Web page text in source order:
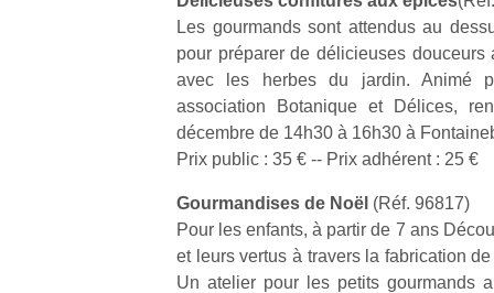
Les gourmands sont attendus au
pour préparer de délicieuses douceurs
avec les herbes du jardin. Animé
association Botanique et Délices,
décembre de 14h30 à 16h30 à
Prix public : 35 € -­‐ Prix adhérent : 25 €
Gourmandises de Noël (Réf. 96817)
Pour les enfants, à partir de 7 ans
et leurs vertus à travers la fabrication
Un atelier pour les petits gourmands
occupations
n’est pas
Conjuguer
divertissement,
activité
apprentissage…
jours, c’est
l’occasion
rêvée
pour les
enfants
de…
différentes,
des
restrictions
de
d’éloignement
pendant
presque
15 mois,…
le